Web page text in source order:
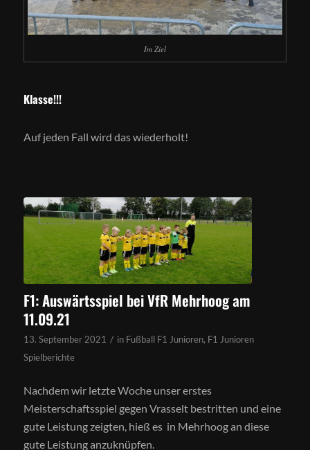
Im Ziel
Klasse!!!
Auf jeden Fall wird das wiederholt!
F1: Auswärtsspiel bei VfR Mehrhoog am
11.09.21
13. September 2021 / in Fußball F1 Junioren, F1 Junioren
Spielberichte
Nachdem wir letzte Woche unser erstes
Meisterschaftsspiel gegen Vrasselt bestritten und eine
gute Leistung zeigten, hieß es in Mehrhoog an diese
gute Leistung anzuknüpfen.